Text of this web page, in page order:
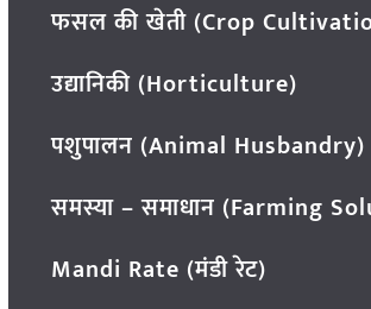
फसल की खेती (Crop
उद्यानिकी (Horticulture)
पशुपालन (Animal Husbandry)
समस्या – समाधान (Farming
Mandi Rate (मंडी रेट)